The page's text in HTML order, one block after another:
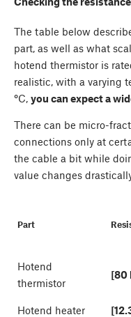
The table below
part, as well as what
hotend thermistor is
realistic, with a varying
°C, you can expect a
There can be micro-
connections only at
the cable a bit while
value changes
Part
Hotend
thermistor
[80
Hotend heater